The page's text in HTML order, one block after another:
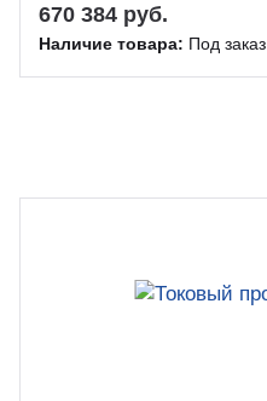
670 384 руб.
Наличие товара: Под заказ